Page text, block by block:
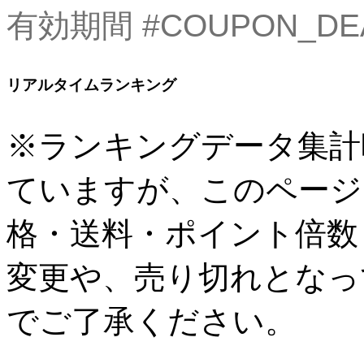
有効期間
リアルタイムランキング
※ランキングデータ集
ていますが、このペー
格・送料・ポイント倍
変更や、売り切れとな
でご了承ください。